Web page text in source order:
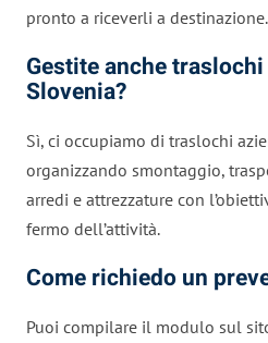
pronto a riceverli a destinazione.
Gestite anche
Slovenia?
Sì, ci occupiamo di traslochi
organizzando smontaggio,
arredi e attrezzature con
fermo dell’attività.
Come richiedo un
Puoi compilare il modulo sul